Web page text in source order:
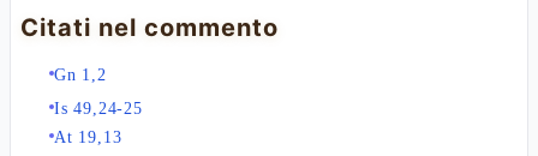
Citati nel commento
Gn 1,2
Is 49,24-25
At 19,13